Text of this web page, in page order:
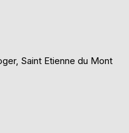
Saint Etienne du Mont